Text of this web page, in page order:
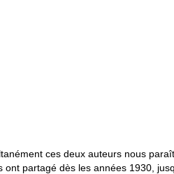
ces deux auteurs nous
ont partagé dès les années 1930,